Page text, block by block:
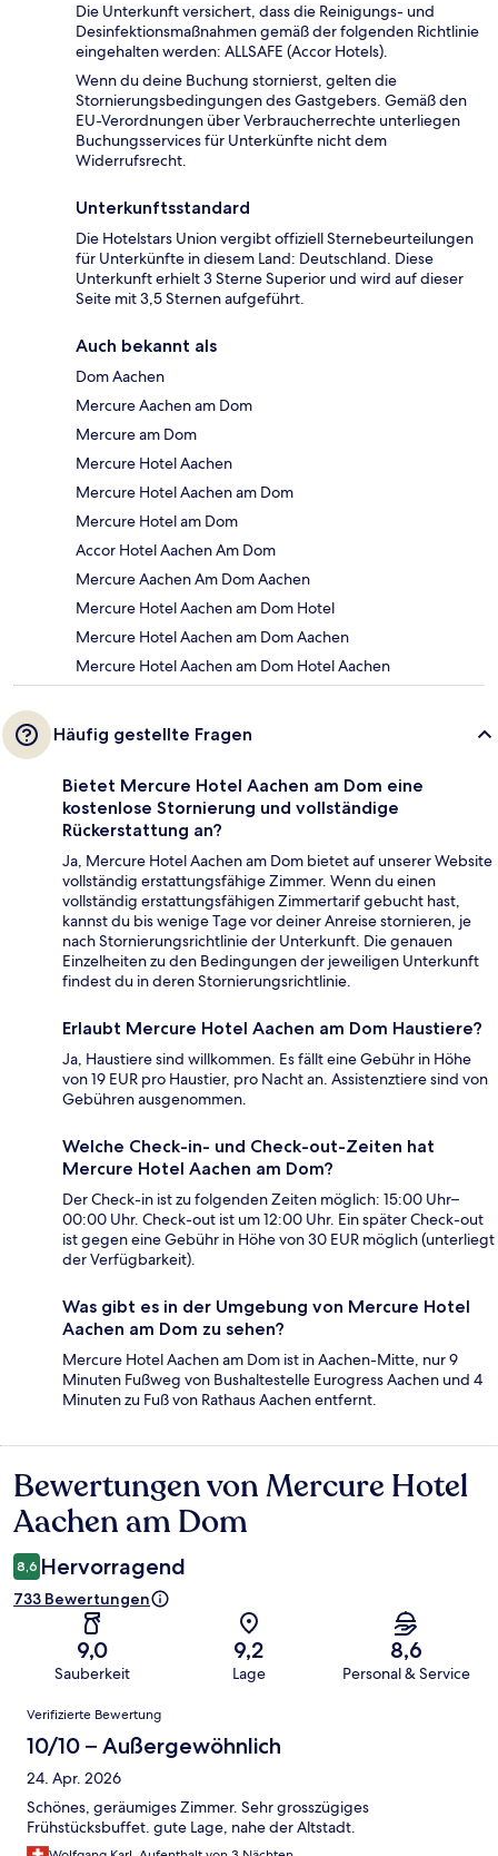
Die Unterkunft versichert, dass die Reinigungs- und
Desinfektionsmaßnahmen gemäß der folgenden Richtlinie
eingehalten werden: ALLSAFE (Accor Hotels).
Wenn du deine Buchung stornierst, gelten die
Stornierungsbedingungen des Gastgebers. Gemäß den
EU-Verordnungen über Verbraucherrechte unterliegen
Buchungsservices für Unterkünfte nicht dem
Widerrufsrecht.
Unterkunftsstandard
Die Hotelstars Union vergibt offiziell Sternebeurteilungen
für Unterkünfte in diesem Land: Deutschland. Diese
Unterkunft erhielt 3 Sterne Superior und wird auf dieser
Seite mit 3,5 Sternen aufgeführt.
Auch bekannt als
Dom Aachen
Mercure Aachen am Dom
Mercure am Dom
Mercure Hotel Aachen
Mercure Hotel Aachen am Dom
Mercure Hotel am Dom
Accor Hotel Aachen Am Dom
Mercure Aachen Am Dom Aachen
Mercure Hotel Aachen am Dom Hotel
Mercure Hotel Aachen am Dom Aachen
Mercure Hotel Aachen am Dom Hotel Aachen
Häufig gestellte Fragen
Bietet Mercure Hotel Aachen am Dom eine
kostenlose Stornierung und vollständige
Rückerstattung an?
Ja, Mercure Hotel Aachen am Dom bietet auf unserer Website
vollständig erstattungsfähige Zimmer. Wenn du einen
vollständig erstattungsfähigen Zimmertarif gebucht hast,
kannst du bis wenige Tage vor deiner Anreise stornieren, je
nach Stornierungsrichtlinie der Unterkunft. Die genauen
Einzelheiten zu den Bedingungen der jeweiligen Unterkunft
findest du in deren Stornierungsrichtlinie.
Erlaubt Mercure Hotel Aachen am Dom Haustiere?
Ja, Haustiere sind willkommen. Es fällt eine Gebühr in Höhe
von 19 EUR pro Haustier, pro Nacht an. Assistenztiere sind von
Gebühren ausgenommen.
Welche Check-in- und Check-out-Zeiten hat
Mercure Hotel Aachen am Dom?
Der Check-in ist zu folgenden Zeiten möglich: 15:00 Uhr–
00:00 Uhr. Check-out ist um 12:00 Uhr. Ein später Check-out
ist gegen eine Gebühr in Höhe von 30 EUR möglich (unterliegt
der Verfügbarkeit).
Was gibt es in der Umgebung von Mercure Hotel
Aachen am Dom zu sehen?
Mercure Hotel Aachen am Dom ist in Aachen-Mitte, nur 9
Minuten Fußweg von Bushaltestelle Eurogress Aachen und 4
Minuten zu Fuß von Rathaus Aachen entfernt.
Bewertungen
Bewertungen von Mercure Hotel
Aachen am Dom
8,6 Hervorragend
733 Bewertungen
9,0
Sauberkeit
9,2
Lage
8,6
Personal & Service
Bewertungen
Verifizierte Bewertung
10/10 – Außergewöhnlich
24. Apr. 2026
Schönes, geräumiges Zimmer. Sehr grosszügiges
Frühstücksbuffet. gute Lage, nahe der Altstadt.